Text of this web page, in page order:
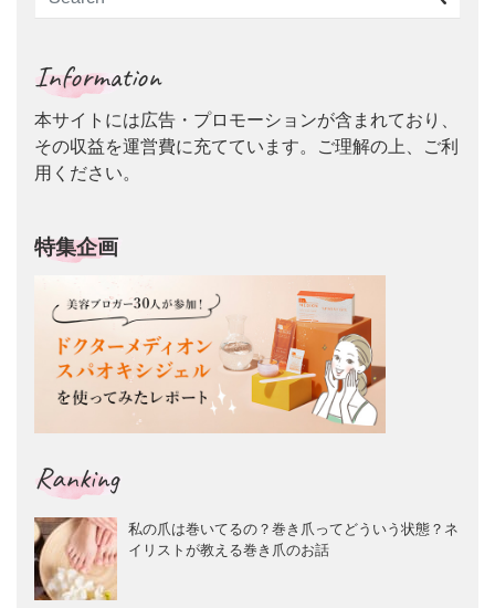
Information
本サイトには広告・プロモーションが含まれており、
その収益を運営費に充てています。ご理解の上、ご利
用ください。
特集企画
Ranking
私の爪は巻いてるの？巻き爪ってどういう状態？ネ
イリストが教える巻き爪のお話